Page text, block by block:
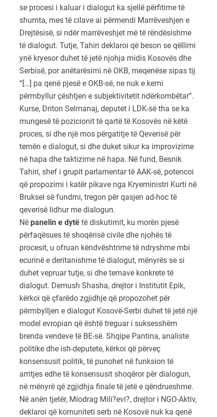
se procesi i kaluar i dialogut ka sjellë përfitime të
shumta, mes të cilave ai përmendi Marrëveshjen e
Drejtësisë, si ndër marrëveshjet më të rëndësishme
të dialogut. Tutje, Tahiri deklaroi që beson se qëllimi
ynë kryesor duhet të jetë njohja midis Kosovës dhe
Serbisë, por anëtarësimi në OKB, meqenëse sipas tij
“[…] pa qenë pjesë e OKB-së, ne nuk e kemi
përmbyllur çështjen e subjektivitetit ndërkombëtar”.
Kurse, Driton Selmanaj, deputet i LDK-së tha se ka
mungesë të pozicionit të qartë të Kosovës në këtë
proces, si dhe një mos përgatitje të Qeverisë për
temën e dialogut, si dhe duket sikur ka improvizime
në hapa dhe taktizime në hapa. Në fund, Besnik
Tahiri, shef i grupit parlamentar të AAK-së, potencoi
që propozimi i katër pikave nga Kryeministri Kurti në
Bruksel së fundmi, tregon për qasjen ad-hoc të
qeverisë lidhur me dialogun.
Në panelin e dytë të diskutimit, ku morën pjesë
përfaqësues të shoqërisë civile dhe njohës të
procesit, u ofruan këndvështrime të ndryshme mbi
ecurinë e deritanishme të dialogut, mënyrës se si
duhet vepruar tutje, si dhe temave konkrete të
dialogut. Demush Shasha, drejtor i Institutit Epik,
kërkoi që çfarëdo zgjidhje që propozohet për
përmbylljen e dialogut Kosovë-Serbi duhet të jetë një
model evropian që është treguar i suksesshëm
brenda vendeve të BE-së. Shqipe Pantina, analiste
politike dhe ish-deputete, kërkoi që përveç
konsensusit politik, të punohet në funksion të
arritjes edhe të konsensusit shoqëror për dialogun,
në mënyrë që zgjidhja finale të jetë e qëndrueshme.
Në anën tjetër, Miodrag Mili?evi?, drejtor i NGO-Aktiv,
deklaroi që komuniteti serb në Kosovë nuk ka qenë